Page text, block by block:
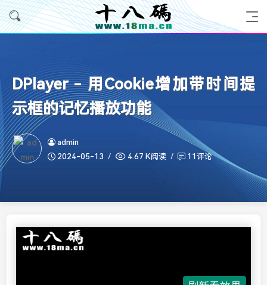
DPlayer - 用Cookie增加带时间提
示框的记忆播放功能
admin
2024-05-13
4.67 K阅读 11评论